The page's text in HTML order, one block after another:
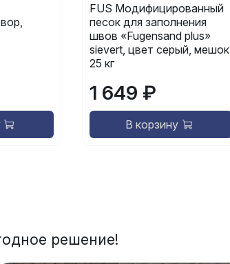
FUS Модифицированный
песок для заполнения
швов «Fugensand plus»
sievert, цвет серый, мешок
25 кг
1 649 ₽
В корзину
решение!